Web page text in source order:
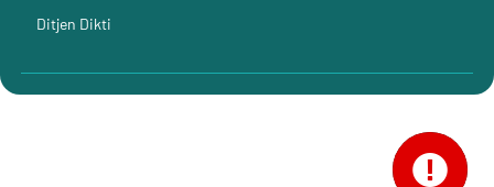
Ditjen Dikti